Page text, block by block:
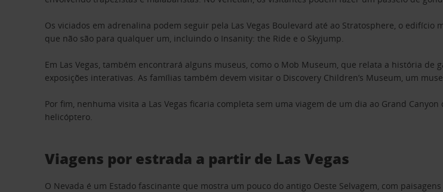
Os viciados em adrenalina podem seguir pela Las Vegas Boulevard até ao Stratosphere, o
que não são para qualquer um, incluindo o Insanity: the Ride e o Skyjump.
Em Las Vegas, também encontrará alguns museus, como o Mob Museum, que relata a história de
exposições interativas. As famílias também devem visitar o Discovery Children’s Museum, um
Por fim, nenhuma visita a Las Vegas ficaria completa sem uma viagem de um dia ao Grand
helicóptero.
Viagens por estrada a partir de Las Vegas
O Nevada é um Estado fascinante que mostra um pouco do antigo Oeste Selvagem, com